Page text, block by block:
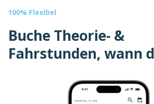
100% Flexibel
Buche Theorie- &
Fahrstunden, wann